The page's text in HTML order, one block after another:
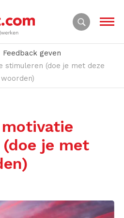
Feedback geven
stimuleren (doe je met deze
woorden)
je met